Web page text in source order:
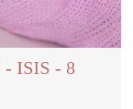
ISIS - 8